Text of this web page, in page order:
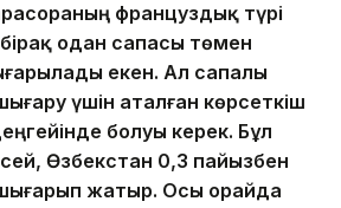
француздық түрі
бірақ одан сапасы төмен
екен. Ал сапалы
үшін аталған көрсеткіш
болуы керек. Бұл
Өзбекстан 0,3 пайызбен
жатыр. Осы орайда